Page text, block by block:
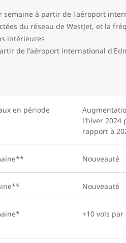
semaine à partir de l'aéroport
du réseau de WestJet, et la
intérieures
de l'aéroport international
en période
l'hiver 2024
rapport à
Nouveauté
Nouveauté
+10 vols par